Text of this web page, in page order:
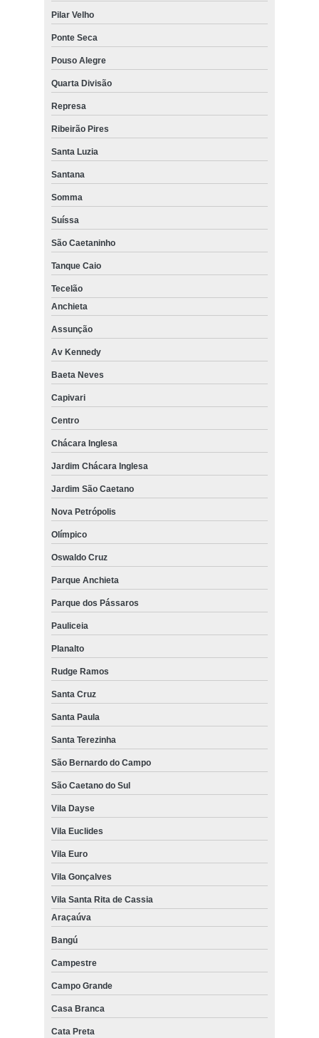
Pilar Velho
Ponte Seca
Pouso Alegre
Quarta Divisão
Represa
Ribeirão Pires
Santa Luzia
Santana
Somma
Suíssa
São Caetaninho
Tanque Caio
Tecelão
Anchieta
Assunção
Av Kennedy
Baeta Neves
Capivari
Centro
Chácara Inglesa
Jardim Chácara Inglesa
Jardim São Caetano
Nova Petrópolis
Olímpico
Oswaldo Cruz
Parque Anchieta
Parque dos Pássaros
Pauliceia
Planalto
Rudge Ramos
Santa Cruz
Santa Paula
Santa Terezinha
São Bernardo do Campo
São Caetano do Sul
Vila Dayse
Vila Euclides
Vila Euro
Vila Gonçalves
Vila Santa Rita de Cassia
Araçaúva
Bangú
Campestre
Campo Grande
Casa Branca
Cata Preta